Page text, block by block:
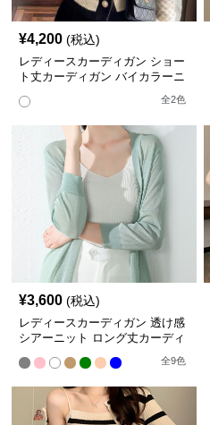
¥4,200 (税込)
レディースカーディガン ショー
ト丈カーディガン バイカラーニ
全2色
¥3,600 (税込)
レディースカーディガン 透け感
シアーニット ロング丈カーディ
全9色